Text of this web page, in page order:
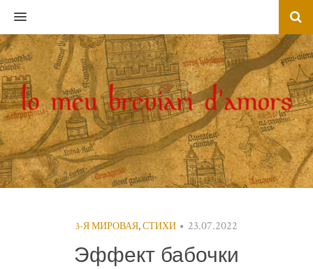
MENU
3-Я МИРОВАЯ,СТИХИ 23.07.2022
Эффект бабочки